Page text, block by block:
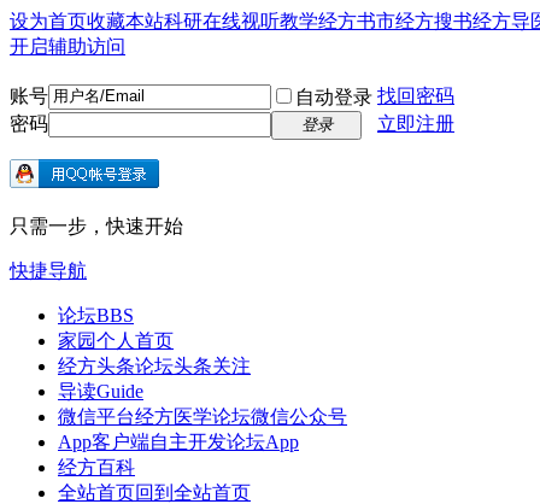
设为首页收藏本站科研在线视听教学经方书市经方搜书经方导
开启辅助访问
账号 自动登录 找回密码
密码
登录 立即注册
只需一步，快速开始
快捷导航
论坛BBS
家园个人首页
经方头条论坛头条关注
导读Guide
微信平台经方医学论坛微信公众号
App客户端自主开发论坛App
经方百科
全站首页回到全站首页